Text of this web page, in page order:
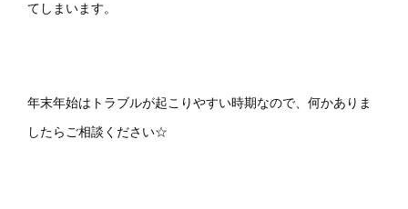
てしまいます。
年末年始はトラブルが起こりやすい時期なので、何かありま
したらご相談ください☆